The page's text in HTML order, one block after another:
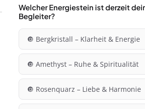
Welcher Energiestein ist derzeit
Begleiter?
🔘 Bergkristall – Klarheit & Energie
🔘 Amethyst – Ruhe & Spiritualität
🔘 Rosenquarz – Liebe & Harmonie